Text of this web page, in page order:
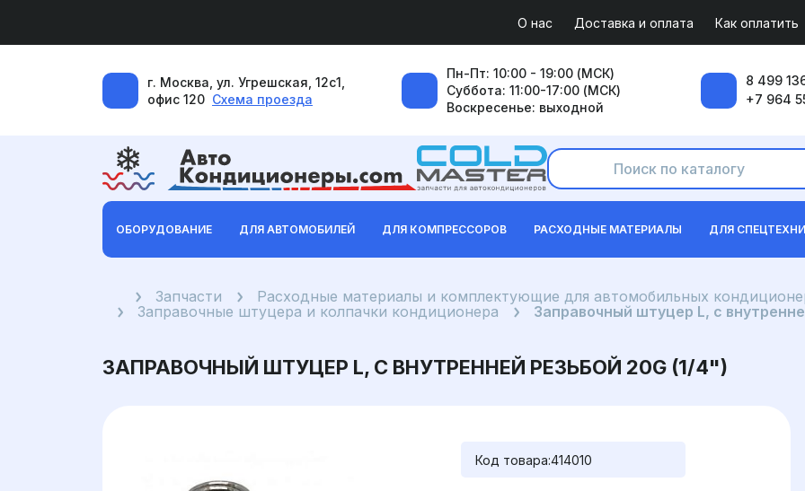
О нас Доставка и оплата Как оплатить
г. Москва, ул. Угрешская, 12с1,
офис 120 Схема проезда
Пн-Пт: 10:00 - 19:00 (МСК)
Суббота: 11:00-17:00 (МСК)
Воскресенье: выходной
8 499
+7 964
ОБОРУДОВАНИЕ ДЛЯ АВТОМОБИЛЕЙ ДЛЯ КОМПРЕССОРОВ РАСХОДНЫЕ МАТЕРИАЛЫ ДЛЯ
ГлавнаяЗапчасти
Расходные материалы и комплектующие для автомобильных
Заправочные штуцера и колпачки кондиционера
Заправочный штуцер L, с
ЗАПРАВОЧНЫЙ ШТУЦЕР L, С ВНУТРЕННЕЙ РЕЗЬБОЙ 20G (1/4")
Код товара:414010